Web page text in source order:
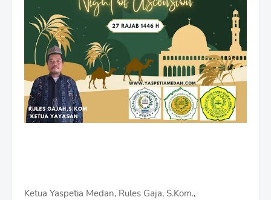
Ketua Yaspetia Medan, Rules Gaja, S.Kom.,